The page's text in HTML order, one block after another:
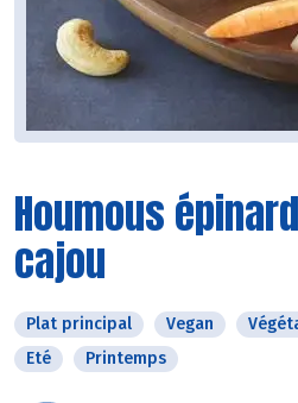
Houmous
cajou
Plat principal Vegan
Eté
Printemps